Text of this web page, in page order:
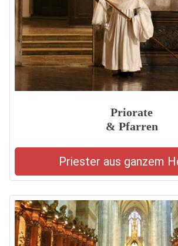
Priorate
& Pfarren
Priester aus ganzem